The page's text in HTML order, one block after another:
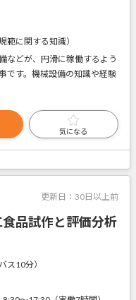
範に関する知識）
などが、円滑に稼働するよう
です。機械設備の知識や経験
気になる
更新日： 30日以上前
食品試作と評価分析
ス10分）